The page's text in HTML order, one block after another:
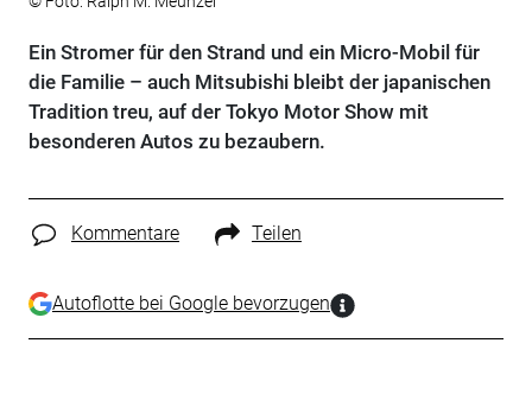
Ein Stromer für den Strand und ein Micro-Mobil für
die Familie – auch Mitsubishi bleibt der japanischen
Tradition treu, auf der Tokyo Motor Show mit
besonderen Autos zu bezaubern.
Kommentare Teilen
Autoflotte bei Google bevorzugen